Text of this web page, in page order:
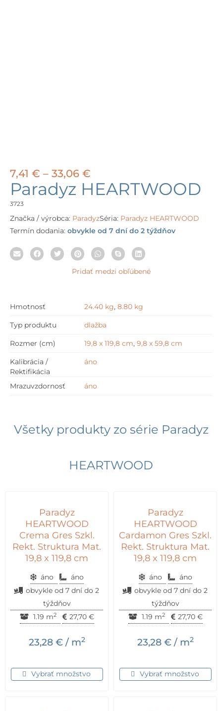
7,41 € – 33,06 €
range:
7,41 €
33,06 €
Paradyz HEARTWOOD
3723
Značka / výrobca: ParadyzSéria: Paradyz HEARTWOOD
Termín dodania: obvykle od 7 dní do 2 týždňov
Pridať medzi obľúbené
Hmotnosť 24.40 kg, 8.80 kg
Typ produktu dlažba
Rozmer (cm) 19,8 x 119,8 cm, 9,8 x 59,8 cm
Kalibrácia /
Rektifikácia
áno
Mrazuvzdornosť áno
Všetky produkty zo série Paradyz
HEARTWOOD
Paradyz
HEARTWOOD
Crema Gres Szkl.
Rekt. Struktura Mat.
19,8 x 119,8 cm
áno
áno
obvykle od 7 dní do 2
týždňov
1.19 m2 27,70 €
23,28 €/ m2
Vybrať množstvo
Paradyz
HEARTWOOD
Cardamon Gres Szkl.
Rekt. Struktura Mat.
19,8 x 119,8 cm
áno
áno
obvykle od 7 dní do 2
týždňov
1.19 m2 27,70 €
23,28 €/ m2
Vybrať množstvo